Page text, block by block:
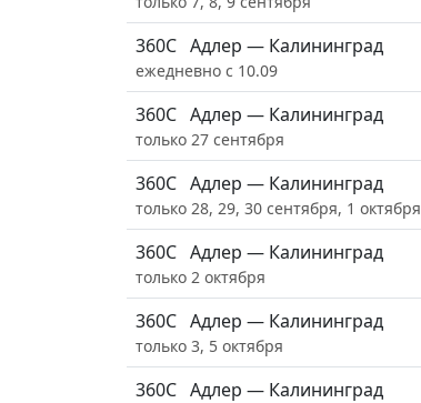
360С Адлер — Калининград
ежедневно с 10.09
360С Адлер — Калининград
только 27 сентября
360С Адлер — Калининград
только 28, 29, 30 сентября, 1 октября
360С Адлер — Калининград
только 2 октября
360С Адлер — Калининград
только 3, 5 октября
360С Адлер — Калининград